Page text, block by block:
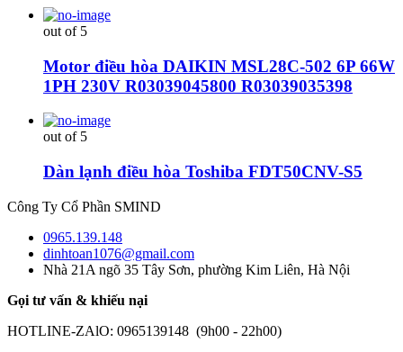
out of 5
Motor điều hòa DAIKIN MSL28C-502 6P 66W
1PH 230V R03039045800 R03039035398
out of 5
Dàn lạnh điều hòa Toshiba FDT50CNV-S5
Công Ty Cổ Phần SMIND
0965.139.148
dinhtoan1076@gmail.com
Nhà 21A ngõ 35 Tây Sơn, phường Kim Liên, Hà Nội
Gọi tư vấn & khiếu nại
HOTLINE-ZAlO: 0965139148 (9h00 - 22h00)